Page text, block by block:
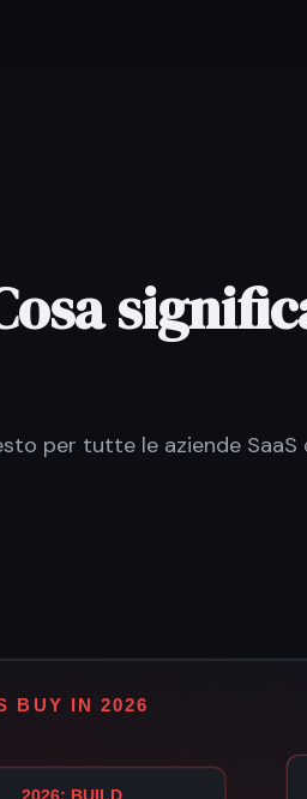
per tutte le aziende